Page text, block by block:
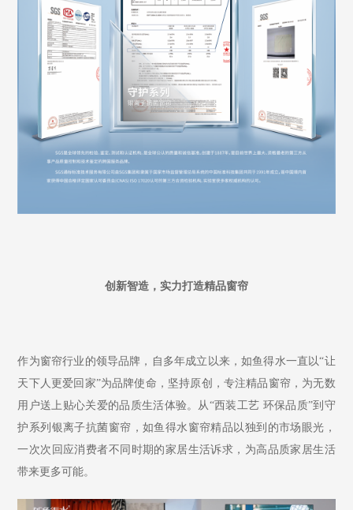
创新智造，实力打造精品窗帘
作为窗帘行业的领导品牌，自多年成立以来，如鱼得水一直以“让
天下人更爱回家”为品牌使命，坚持原创，专注精品窗帘，为无数
用户送上贴心关爱的品质生活体验。从“西装工艺 环保品质”到守
护系列银离子抗菌窗帘，如鱼得水窗帘精品以独到的市场眼光，
一次次回应消费者不同时期的家居生活诉求，为高品质家居生活
带来更多可能。